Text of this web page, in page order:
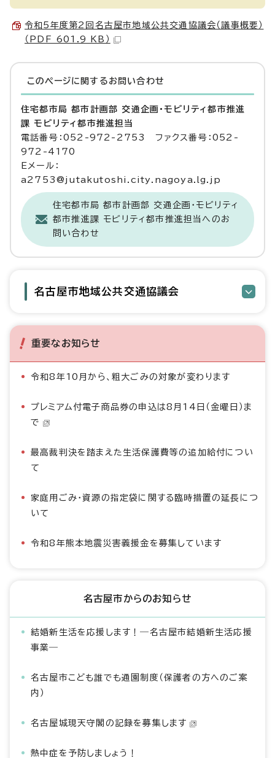
令和5年度第2回名古屋市地域公共交通協議会（議事概要）
（PDF 601.9 KB）
このページに関する お問い合わせ
住宅都市局 都市計画部 交通企画・モビリティ都市推進
課 モビリティ都市推進担当
電話番号：052-972-2753 ファクス番号：052-
972-4170
Eメール：
a2753@jutakutoshi.city.nagoya.lg.jp
住宅都市局 都市計画部 交通企画・モビリティ
都市推進課 モビリティ都市推進担当へのお
問い合わせ
名古屋市地域公共交通協議会
重要なお知らせ
令和8年10月から、粗大ごみの対象が変わります
プレミアム付電子商品券の申込は8月14日（金曜日）ま
で
最高裁判決を踏まえた生活保護費等の追加給付につい
て
家庭用ごみ・資源の指定袋に関する臨時措置の延長につ
いて
令和8年熊本地震災害義援金を募集しています
名古屋市からのお知らせ
結婚新生活を応援します！―名古屋市結婚新生活応援
事業―
名古屋市こども誰でも通園制度（保護者の方へのご案
内）
名古屋城現天守閣の記録を募集します
熱中症を予防しましょう！